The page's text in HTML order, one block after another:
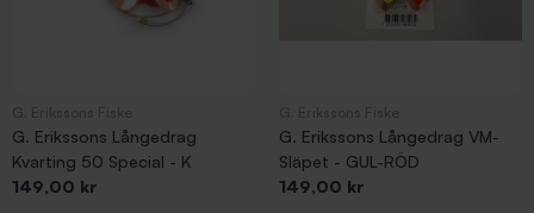
G. Erikssons Långedrag
Kvarting 50 Special - K
Pris
149,00 kr
G. Erikssons Långedrag VM-
Släpet - GUL-RÖD
Pris
149,00 kr